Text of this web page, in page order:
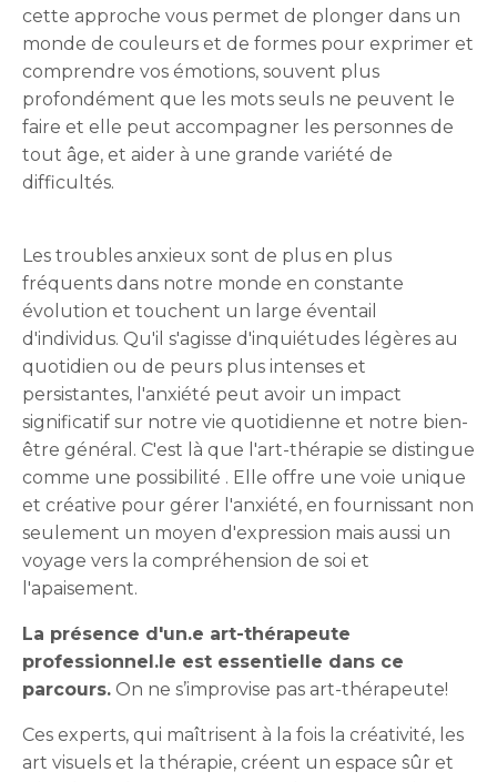
cette approche vous permet de plonger dans un
monde de couleurs et de formes pour exprimer et
comprendre vos émotions, souvent plus
profondément que les mots seuls ne peuvent le
faire et elle peut accompagner les personnes de
tout âge, et aider à une grande variété de
difficultés.
Les troubles anxieux sont de plus en plus
fréquents dans notre monde en constante
évolution et touchent un large éventail
d'individus. Qu'il s'agisse d'inquiétudes légères au
quotidien ou de peurs plus intenses et
persistantes, l'anxiété peut avoir un impact
significatif sur notre vie quotidienne et notre bien-
être général. C'est là que l'art-thérapie se distingue
comme une possibilité . Elle offre une voie unique
et créative pour gérer l'anxiété, en fournissant non
seulement un moyen d'expression mais aussi un
voyage vers la compréhension de soi et
l'apaisement.
La présence d'un.e art-thérapeute
professionnel.le est essentielle dans ce
parcours. On ne s’improvise pas art-thérapeute!
Ces experts, qui maîtrisent à la fois la créativité, les
art visuels et la thérapie, créent un espace sûr et